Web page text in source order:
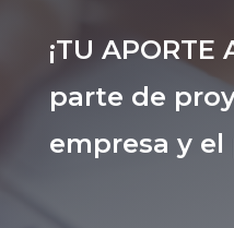
¡TU
parte de
empresa y el